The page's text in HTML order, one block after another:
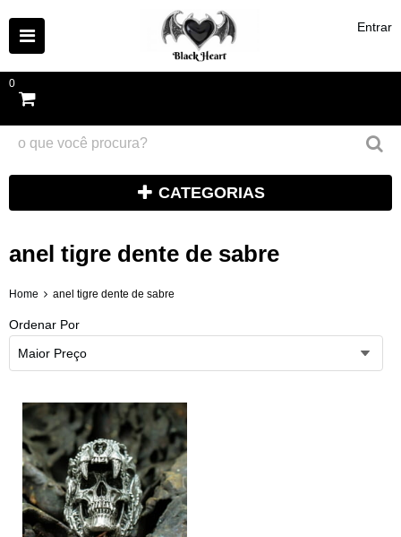
Entrar
0
CATEGORIAS
anel tigre dente de sabre
Home anel tigre dente de sabre
Ordenar Por
Maior Preço